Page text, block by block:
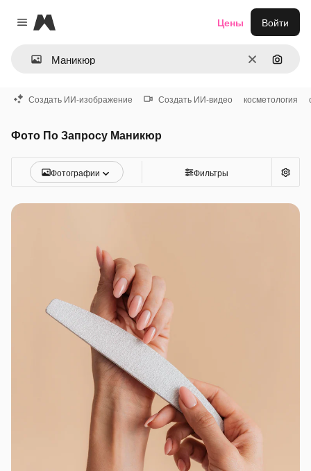
Close menu
Magnific
ОчиститьПоиск
Цены Войти
Создать ИИ-изображение Создать ИИ-видео косметология
Фото По Запросу Маникюр
Фотографии Фильтры